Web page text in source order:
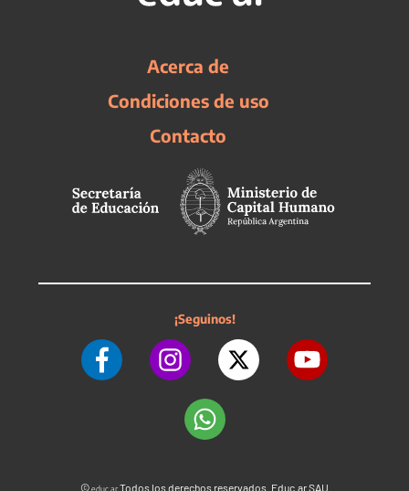
Acerca de
Condiciones de uso
Contacto
¡Seguinos!
©educ.arTodos los derechos reservados. Educ.ar SAU